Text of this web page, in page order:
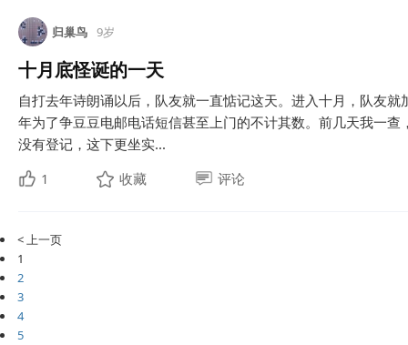
归巢鸟 9岁
十月底怪诞的一天
自打去年诗朗诵以后，队友就一直惦记这天。进入十月，队友
年为了争豆豆电邮电话短信甚至上门的不计其数。前几天我一
没有登记，这下更坐实...
1
收藏 评论
< 上一页
1
2
3
4
5